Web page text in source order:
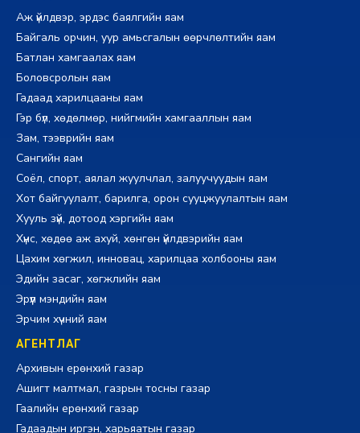
Аж үйлдвэр, эрдэс баялгийн яам
Байгаль орчин, уур амьсгалын өөрчлөлтийн яам
Батлан хамгаалах яам
Боловсролын яам
Гадаад харилцааны яам
Гэр бүл, хөдөлмөр, нийгмийн хамгааллын яам
Зам, тээврийн яам
Сангийн яам
Соёл, спорт, аялал жуулчлал, залуучуудын яам
Хот байгуулалт, барилга, орон сууцжуулалтын яам
Хууль зүй, дотоод хэргийн яам
Хүнс, хөдөө аж ахуй, хөнгөн үйлдвэрийн яам
Цахим хөгжил, инновац, харилцаа холбооны яам
Эдийн засаг, хөгжлийн яам
Эрүүл мэндийн яам
Эрчим хүчний яам
АГЕНТЛАГ
Архивын ерөнхий газар
Ашигт малтмал, газрын тосны газар
Гаалийн ерөнхий газар
Гадаадын иргэн, харьяатын газар